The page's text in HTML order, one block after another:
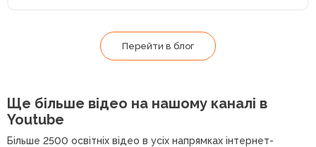
Перейти в блог
Ще більше відео на нашому каналі в
Youtube
Більше 2500 освітніх відео в усіх напрямках інтернет-